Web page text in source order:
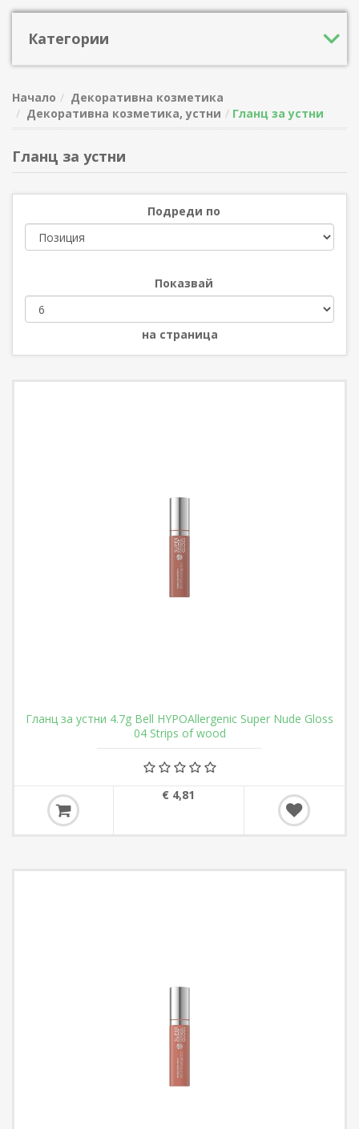
Категории
Начало
Декоративна козметика
Декоративна козметика, устни
Гланц за устни
Гланц за устни
Подреди по
Показвай
на страница
Гланц за устни 4.7g Bell HYPOAllergenic Super Nude Gloss
04 Strips of wood
€ 4,81